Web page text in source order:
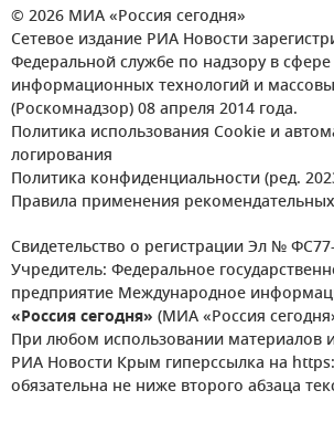
© 2026 МИА «Россия сегодня»
Сетевое издание РИА Новости
Федеральной службе по надзору в сфере
информационных технологий и
(Роскомнадзор) 08 апреля 2014 года.
Политика использования Cookie и
логирования
Политика конфиденциальности (ред.
Правила применения
Свидетельство о регистрации Эл №
Учредитель: Федеральное
предприятие Международное
«Россия сегодня» (МИА «Россия
При любом использовании материалов
РИА Новости Крым гиперссылка на
обязательна не ниже второго абзаца